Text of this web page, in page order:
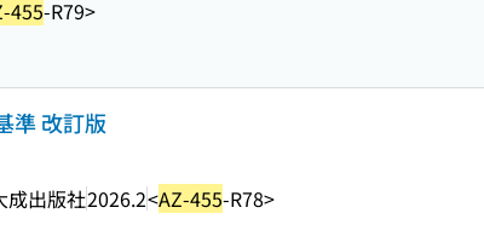
455-R79>
準 改訂版
成出版社2026.2<AZ-455-R78>